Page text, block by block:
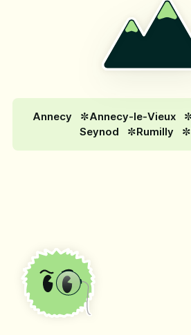
Annecy Annecy-le-Vieux
Seynod
Rumilly